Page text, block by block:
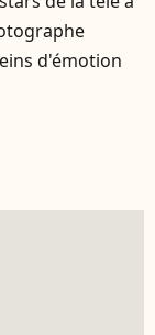
d'émotion